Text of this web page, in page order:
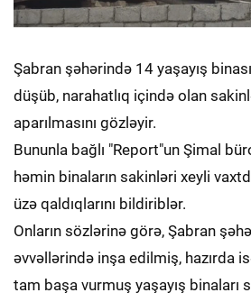
Şabran şəhərində 14 yaşayış
düşüb, narahatlıq içində olan
aparılmasını gözləyir.
Bununla bağlı "Report"un Şimal
həmin binaların sakinləri xeyli
üzə qaldıqlarını bildiriblər.
Onların sözlərinə görə, Şabran
əvvəllərində inşa edilmiş, hazırda
tam başa vurmuş yaşayış binaları